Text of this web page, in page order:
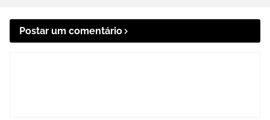
Postar um comentário